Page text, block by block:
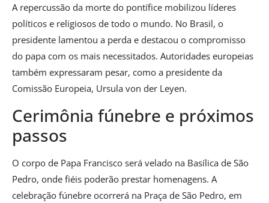
A repercussão da morte do pontífice mobilizou líderes
políticos e religiosos de todo o mundo. No Brasil, o
presidente lamentou a perda e destacou o compromisso
do papa com os mais necessitados. Autoridades europeias
também expressaram pesar, como a presidente da
Comissão Europeia, Ursula von der Leyen.
Cerimônia fúnebre e próximos
passos
O corpo de Papa Francisco será velado na Basílica de São
Pedro, onde fiéis poderão prestar homenagens. A
celebração fúnebre ocorrerá na Praça de São Pedro, em